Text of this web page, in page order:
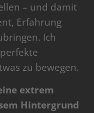
– und damit
Erfahrung
Ich
zu bewegen.
extrem
Hintergrund